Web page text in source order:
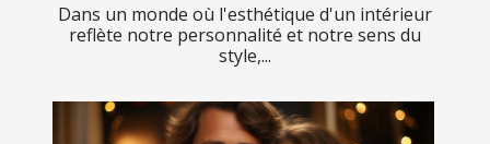
Dans un monde où l'esthétique d'un intérieur
reflète notre personnalité et notre sens du
style,...